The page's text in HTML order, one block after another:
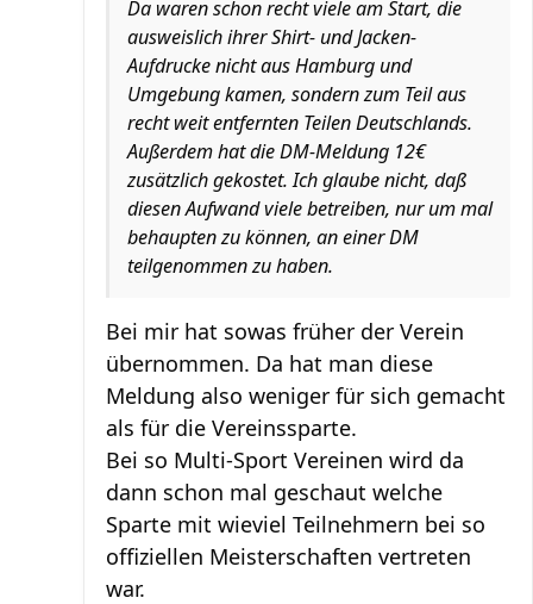
Da waren schon recht viele am Start, die
ausweislich ihrer Shirt- und Jacken-
Aufdrucke nicht aus Hamburg und
Umgebung kamen, sondern zum Teil aus
recht weit entfernten Teilen Deutschlands.
Außerdem hat die DM-Meldung 12€
zusätzlich gekostet. Ich glaube nicht, daß
diesen Aufwand viele betreiben, nur um mal
behaupten zu können, an einer DM
teilgenommen zu haben.
Bei mir hat sowas früher der Verein
übernommen. Da hat man diese
Meldung also weniger für sich gemacht
als für die Vereinssparte.
Bei so Multi-Sport Vereinen wird da
dann schon mal geschaut welche
Sparte mit wieviel Teilnehmern bei so
offiziellen Meisterschaften vertreten
war.